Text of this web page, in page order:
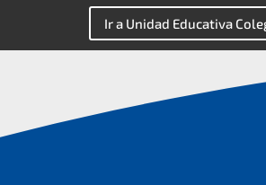
Ir a Unidad Educativa